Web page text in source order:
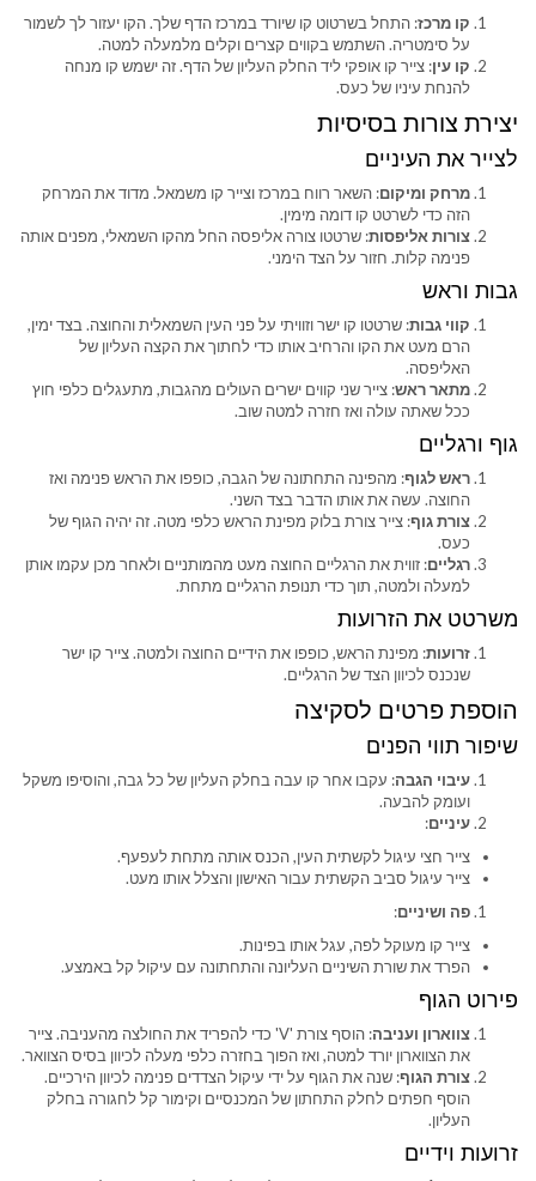
קו מרכז: התחל בשרטוט קו שיורד במרכז הדף שלך. הקו יעזור לך לשמור
על סימטריה. השתמש בקווים קצרים וקלים מלמעלה למטה.
קו עין: צייר קו אופקי ליד החלק העליון של הדף. זה ישמש קו מנחה
להנחת עיניו של כעס.
יצירת צורות בסיסיות
לצייר את העיניים
מרחק ומיקום: השאר רווח במרכז וצייר קו משמאל. מדוד את המרחק
הזה כדי לשרטט קו דומה מימין.
צורות אליפסות: שרטטו צורה אליפסה החל מהקו השמאלי, מפנים אותה
פנימה קלות. חזור על הצד הימני.
גבות וראש
קווי גבות: שרטטו קו ישר וזוויתי על פני העין השמאלית והחוצה. בצד ימין,
הרם מעט את הקו והרחיב אותו כדי לחתוך את הקצה העליון של
האליפסה.
מתאר ראש: צייר שני קווים ישרים העולים מהגבות, מתעגלים כלפי חוץ
ככל שאתה עולה ואז חזרה למטה שוב.
גוף ורגליים
ראש לגוף: מהפינה התחתונה של הגבה, כופפו את הראש פנימה ואז
החוצה. עשה את אותו הדבר בצד השני.
צורת גוף: צייר צורת בלוק מפינת הראש כלפי מטה. זה יהיה הגוף של
כעס.
רגליים: זווית את הרגליים החוצה מעט מהמותניים ולאחר מכן עקמו אותן
למעלה ולמטה, תוך כדי תנופת הרגליים מתחת.
משרטט את הזרועות
זרועות: מפינת הראש, כופפו את הידיים החוצה ולמטה. צייר קו ישר
שנכנס לכיוון הצד של הרגליים.
הוספת פרטים לסקיצה
שיפור תווי הפנים
עיבוי הגבה: עקבו אחר קו עבה בחלק העליון של כל גבה, והוסיפו משקל
ועומק להבעה.
עיניים:
צייר חצי עיגול לקשתית העין, הכנס אותה מתחת לעפעף.
צייר עיגול סביב הקשתית עבור האישון והצלל אותו מעט.
פה ושיניים:
צייר קו מעוקל לפה, עגל אותו בפינות.
הפרד את שורת השיניים העליונה והתחתונה עם עיקול קל באמצע.
פירוט הגוף
צווארון ועניבה
: הוסף צורת 'V' כדי להפריד את החולצה מהעניבה. צייר
את הצווארון יורד למטה, ואז הפוך בחזרה כלפי מעלה לכיוון בסיס הצוואר.
צורת הגוף: שנה את הגוף על ידי עיקול הצדדים פנימה לכיוון הירכיים.
הוסף חפתים לחלק התחתון של המכנסיים וקימור קל לחגורה בחלק
העליון.
זרועות וידיים